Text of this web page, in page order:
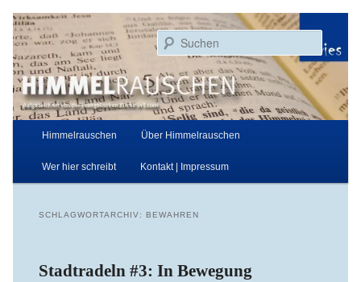
primären
Inhalt
springen
sekundären
Inhalt
springen
Himmelrauschen
Aufgezeichnet von der Evangelischen Kirche in Essen
Hauptmenü
Himmelrauschen Über Himmelrauschen
Wer hier schreibt Kontakt | Impressum
SCHLAGWORTARCHIV: BEWAHREN
Stadtradeln #3: In Bewegung